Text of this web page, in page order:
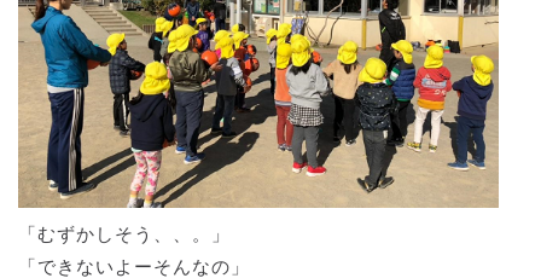
「むずかしそう、、。」
「できないよーそんなの」